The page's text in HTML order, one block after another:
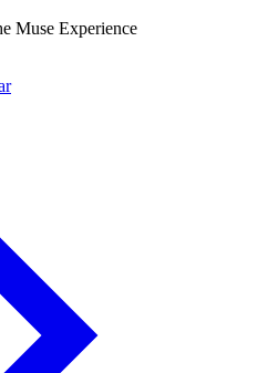
Muse Experience